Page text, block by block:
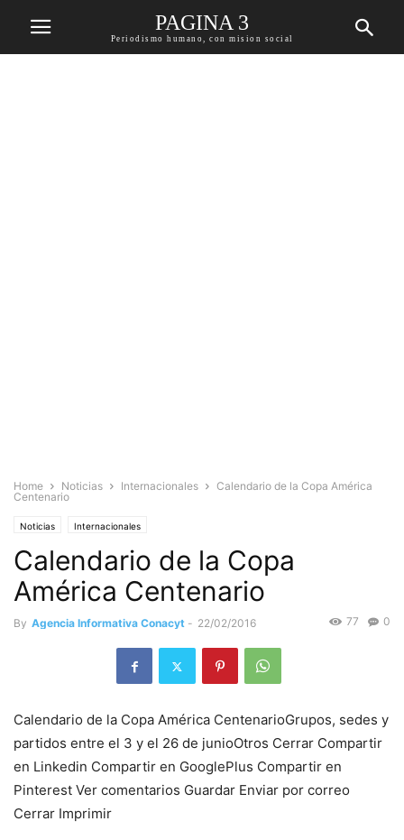
PAGINA 3
Periodismo humano, con mision social
Home Noticias Internacionales
Calendario de la Copa América
Centenario
Noticias Internacionales
Calendario de la Copa
América Centenario
By Agencia Informativa Conacyt - 22/02/2016 0
77
Calendario de la Copa América CentenarioGrupos, sedes y
partidos entre el 3 y el 26 de junioOtros Cerrar Compartir
en Linkedin Compartir en GooglePlus Compartir en
Pinterest Ver comentarios Guardar Enviar por correo
Cerrar Imprimir